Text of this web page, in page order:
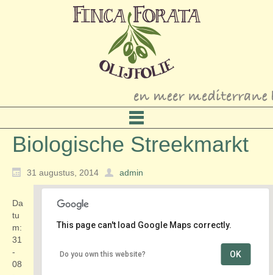
Biologische Streekmarkt
31 augustus, 2014 admin
Schoolstraat
This page can't load Google Maps correctly.
Do you own this website? OK
Da
tu
m:
31
-
08